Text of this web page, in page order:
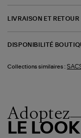
LIVRAISON ET RETOUR
DISPONIBILITÉ
Collections similaires :
Adoptez
LE LOOK